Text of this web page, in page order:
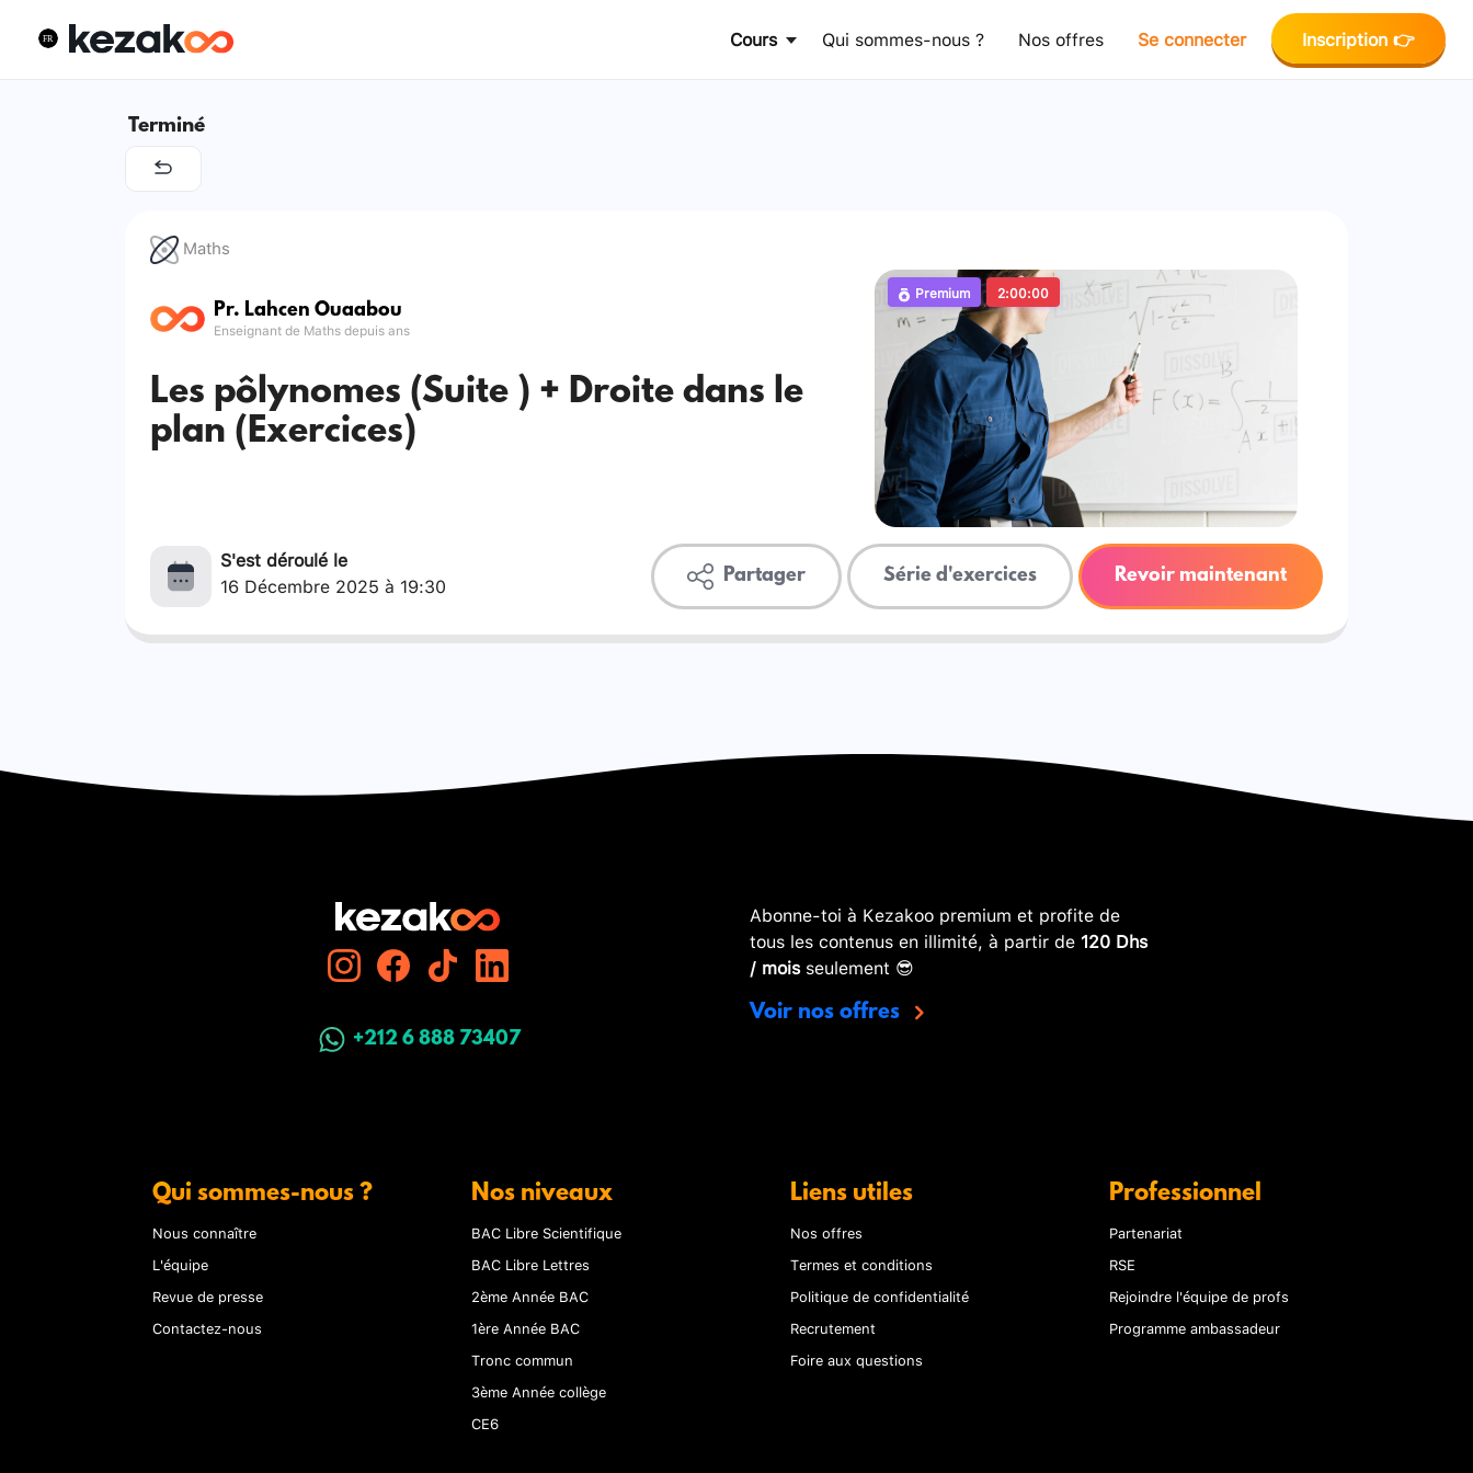
Cours Qui sommes-nous ? Nos offres Se connecter Inscription 👉
Terminé
Maths
Pr. Lahcen Ouaabou
Enseignant de Maths depuis ans
Les pôlynomes (Suite ) + Droite dans le
plan (Exercices)
Premium 2:00:00
S'est déroulé le
16 Décembre 2025 à 19:30
Partager Série d'exercices Revoir maintenant
+212 6 888 73407
Abonne-toi à Kezakoo premium et profite de
tous les contenus en illimité, à partir de 120 Dhs
/ moisseulement 😎
Voir nos offres
Qui sommes-nous ?
Nous connaître
L'équipe
Revue de presse
Contactez-nous
Nos niveaux
BAC Libre Scientifique
BAC Libre Lettres
2ème Année BAC
1ère Année BAC
Tronc commun
3ème Année collège
CE6
Liens utiles
Nos offres
Termes et conditions
Politique de confidentialité
Recrutement
Foire aux questions
Professionnel
Partenariat
RSE
Rejoindre l'équipe de profs
Programme ambassadeur